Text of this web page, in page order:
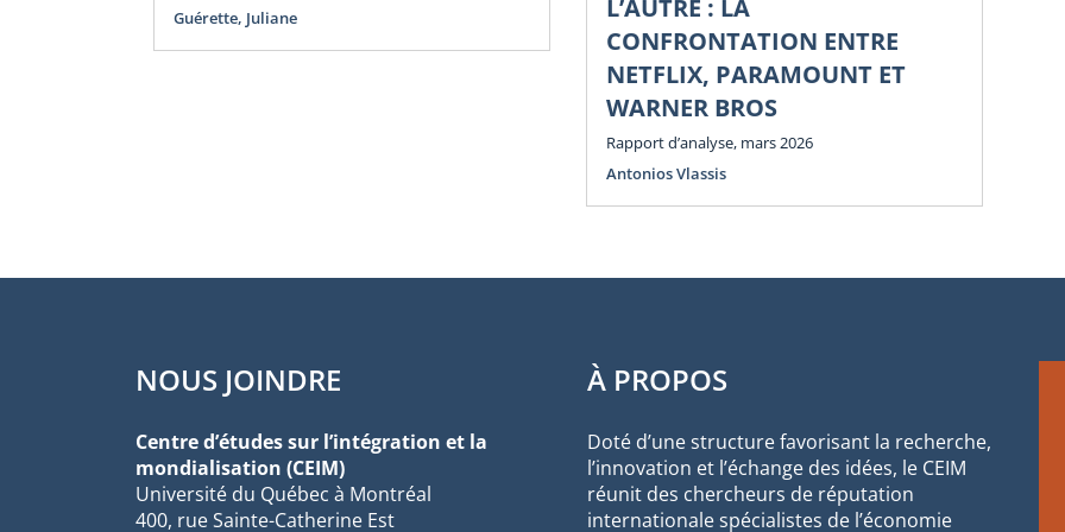
Guérette, Juliane
L’AUTRE : LA
CONFRONTATION ENTRE
NETFLIX, PARAMOUNT ET
WARNER BROS
Rapport d’analyse, mars 2026
Antonios Vlassis
NOUS JOINDRE
Centre d’études sur l’intégration et la
mondialisation (CEIM)
Université du Québec à Montréal
400, rue Sainte-Catherine Est
À PROPOS
Doté d’une structure favorisant la recherche,
l’innovation et l’échange des idées, le CEIM
réunit des chercheurs de réputation
internationale spécialistes de l’économie